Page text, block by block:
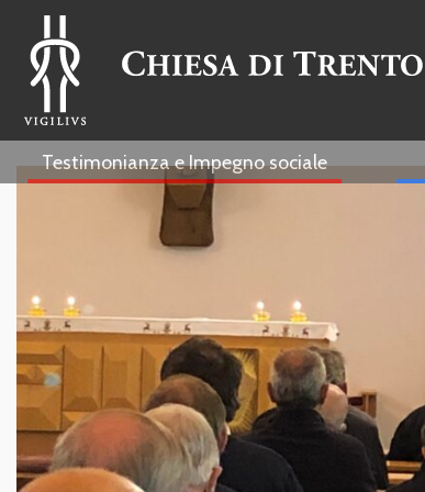
Testimonianza e Impegno sociale